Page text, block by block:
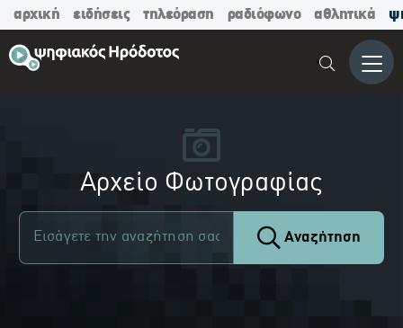
αρχική ειδήσεις τηλεόραση ραδιόφωνο αθλητικά
Μενού
Αρχείο Φωτογραφίας
Αναζήτηση